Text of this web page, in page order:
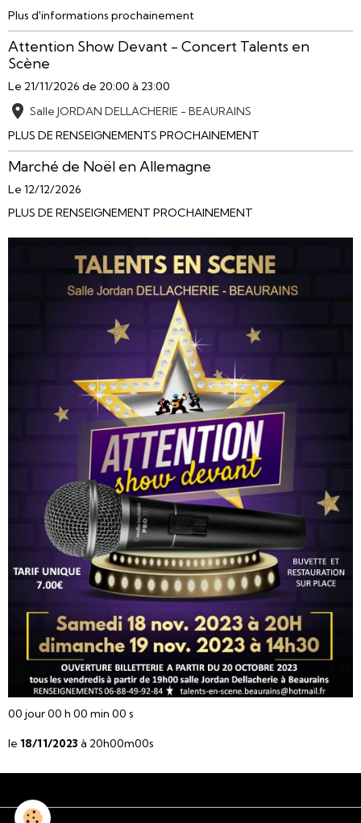
Plus d'informations prochainement
Attention Show Devant - Concert Talents en
Scène
Le 21/11/2026 de 20:00 à 23:00
Salle JORDAN DELLACHERIE - BEAURAINS
PLUS DE RENSEIGNEMENTS PROCHAINEMENT
Marché de Noël en Allemagne
Le 12/12/2026
PLUS DE RENSEIGNEMENT PROCHAINEMENT
00 jour00 h 00 min 00 s
le 18/11/2023 à 20h00m00s